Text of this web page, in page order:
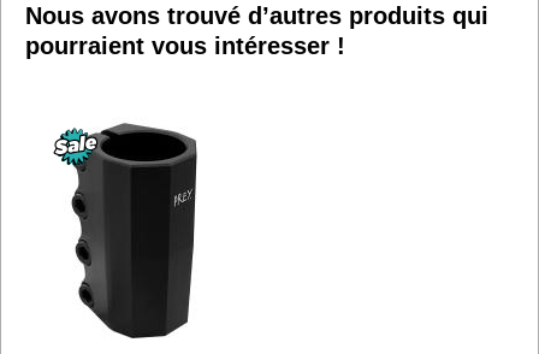
Nous avons trouvé d’autres produits qui
pourraient vous intéresser !